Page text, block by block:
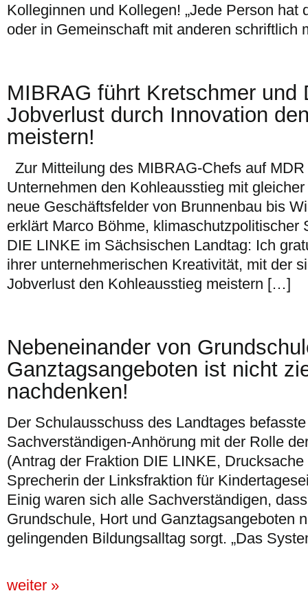
Kolleginnen und Kollegen! „Jede Person hat
oder in Gemeinschaft mit anderen
MIBRAG führt Kretschmer und
Jobverlust durch Innovation
meistern!
Zur Mitteilung des MIBRAG-Chefs auf
Unternehmen den Kohleausstieg mit
neue Geschäftsfelder von Brunnenbau bis
erklärt Marco Böhme, klimaschutzpolitischer
DIE LINKE im Sächsischen Landtag: Ich
ihrer unternehmerischen Kreativität, mit der
Jobverlust den Kohleausstieg meistern […]
Nebeneinander von
Ganztagsangeboten ist nicht
nachdenken!
Der Schulausschuss des Landtages
Sachverständigen-Anhörung mit der Rolle
(Antrag der Fraktion DIE LINKE,
Sprecherin der Linksfraktion für
Einig waren sich alle Sachverständigen,
Grundschule, Hort und Ganztagsangeboten
gelingenden Bildungsalltag sorgt. „Das
weiter »